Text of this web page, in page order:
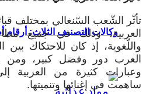
وكالات التصنيف الثلاث: أرقام
تأثّر الشّعب السّنغالي بمختلف
العربية، وذلك في جميع
واللّغوية، إذ كان للاحتكاك بين
العرب دور وفضل كبير،
وعبارات كثيرة من العربية
ساهمت في إغنائها وتنميتها.